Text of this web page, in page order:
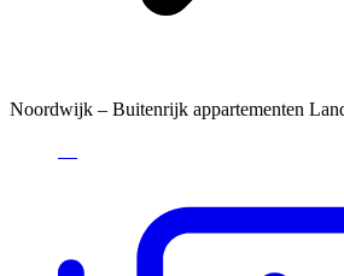
Noordwijk – Buitenrijk appartementen